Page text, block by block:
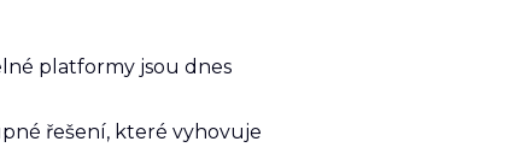
platformy jsou dnes
řešení, které vyhovuje